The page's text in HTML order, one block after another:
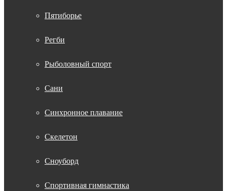
Пятиборье
Регби
Рыболовный спорт
Сани
Синхронное плавание
Скелетон
Сноуборд
Спортивная гимнастика